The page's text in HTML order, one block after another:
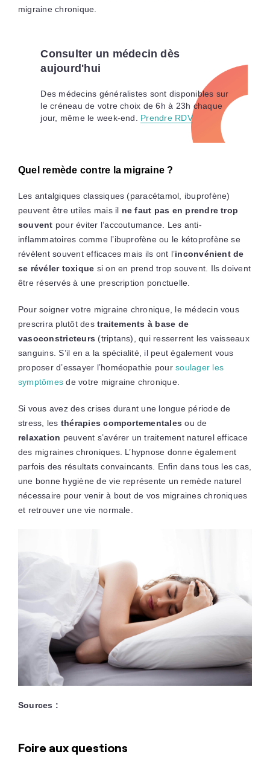
migraine chronique.
Consulter un médecin dès
aujourd'hui
Des médecins généralistes sont disponibles sur
le créneau de votre choix de 6h à 23h chaque
jour, même le week-end. Prendre RDV
Quel remède contre la migraine ?
Les antalgiques classiques (paracétamol, ibuprofène)
peuvent être utiles mais il ne faut pas en prendre trop
souvent pour éviter l’accoutumance. Les anti-
inflammatoires comme l’ibuprofène ou le kétoprofène se
révèlent souvent efficaces mais ils ont l’inconvénient de
se révéler toxique si on en prend trop souvent. Ils doivent
être réservés à une prescription ponctuelle.
Pour soigner votre migraine chronique, le médecin vous
prescrira plutôt destraitements à base de
vasoconstricteurs (triptans), qui resserrent les vaisseaux
sanguins. S’il en a la spécialité, il peut également vous
proposer d’essayer l’homéopathie poursoulager les
symptômes de votre migraine chronique.
Si vous avez des crises durant une longue période de
stress, les thérapies comportementales ou de
relaxation peuvent s’avérer un traitement naturel efficace
des migraines chroniques. L’hypnose donne également
parfois des résultats convaincants. Enfin dans tous les cas,
une bonne hygiène de vie représente un remède naturel
nécessaire pour venir à bout de vos migraines chroniques
et retrouver une vie normale.
Sources :
Foire aux questions